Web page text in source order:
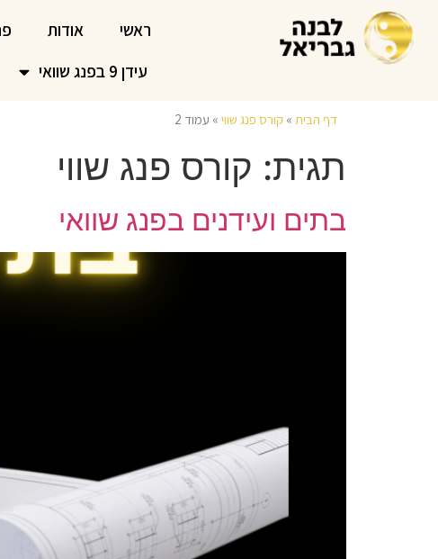
ראשי אודות
עידן 9 בפנג שוואי
דף הבית » קורס פנג שווי » עמוד 2
תגית: קורס פנג שווי
בתים ועידנים בפנג שוואי